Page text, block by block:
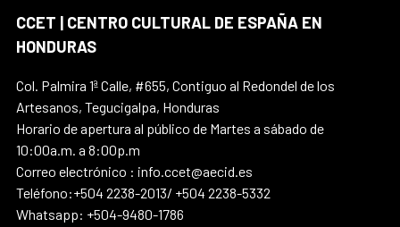
CCET | CENTRO CULTURAL DE ESPAÑA EN
HONDURAS
Col. Palmira 1ª Calle, #655, Contiguo al Redondel de los
Artesanos, Tegucigalpa, Honduras
Horario de apertura al público de Martes a sábado de
10:00a.m. a 8:00p.m
Correo electrónico : info.ccet@aecid.es
Teléfono:+504 2238-2013/ +504 2238-5332
Whatsapp: +504-9480-1786